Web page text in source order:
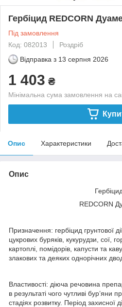
Гербіцид REDCORN
Під замовлення
Код: 082013
Роздріб
Відправка з 13 серпня 2026
1 403 ₴
Мінімальна сума замовлення на
Опис Характеристики
Опис
Гербіцид
REDCORN
Призначення: гербіцид грунтової
цукрових буряків, кукурудзи, сої,
картоплі, помідорів, капусти та
злакових та деяких однорічних
Властивості: діюча речовина
в результаті чого чутливі бур’яни
стадіях розвитку. Період захисної